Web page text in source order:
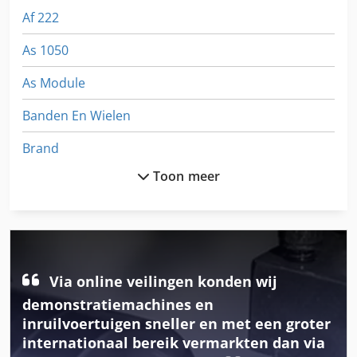
Af 222
As 1050
As Module
Banden En Wielen
Brand
German
Gkt 60
Gl 172
Toon meer
Via online veilingen konden wij
demonstratiemachines en
inruilvoertuigen sneller en met een groter
internationaal bereik vermarkten dan via